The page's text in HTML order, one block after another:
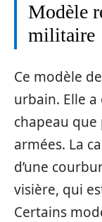
Modèle
militaire
Ce modèle
urbain. Elle
chapeau
armées. La
d’une
visière, qui
Certains